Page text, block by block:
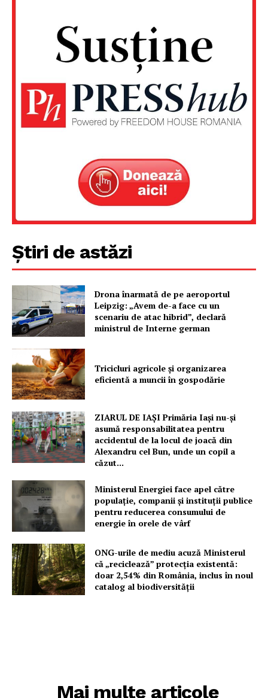
Știri de astăzi
Drona înarmată de pe aeroportul
Leipzig: „Avem de-a face cu un
scenariu de atac hibrid”, declară
ministrul de Interne german
Tricicluri agricole și organizarea
eficientă a muncii în gospodărie
ZIARUL DE IAȘI Primăria Iași nu-și
asumă responsabilitatea pentru
accidentul de la locul de joacă din
Alexandru cel Bun, unde un copil a
căzut...
Ministerul Energiei face apel către
populație, companii și instituții publice
pentru reducerea consumului de
energie în orele de vârf
ONG-urile de mediu acuză Ministerul
că „reciclează” protecția existentă:
doar 2,54% din România, inclus în noul
catalog al biodiversității
Mai multe articole